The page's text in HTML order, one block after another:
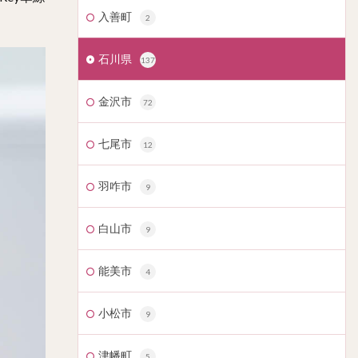
入善町 2
石川県 137
金沢市 72
七尾市 12
羽咋市 9
白山市 9
能美市 4
小松市 9
津幡町 5